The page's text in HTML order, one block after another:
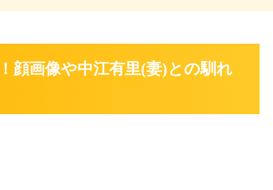
顔画像や中江有里(妻)との馴れ